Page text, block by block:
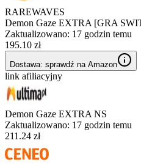
RAREWAVES
Demon Gaze EXTRA [GRA
Zaktualizowano: 17 godzin temu
195.10 zł
Dostawa: sprawdź na Amazon
link afiliacyjny
Demon Gaze EXTRA NS
Zaktualizowano: 17 godzin temu
211.24 zł